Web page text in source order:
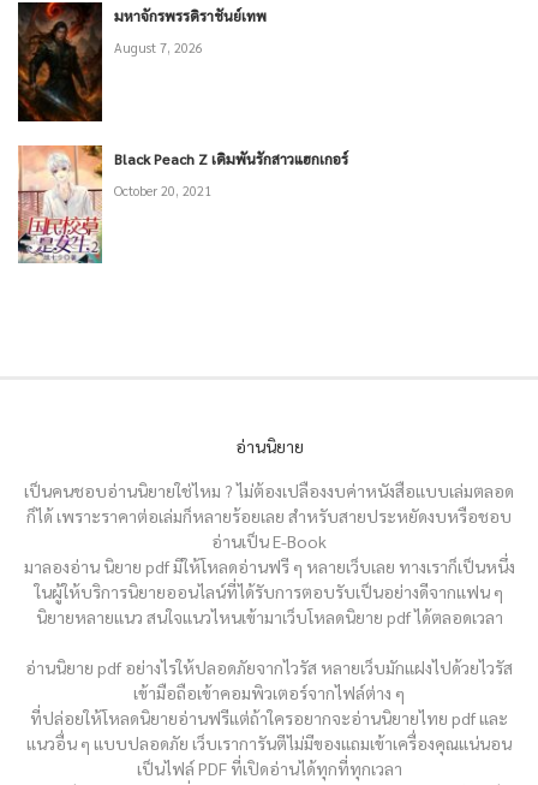
มหาจักรพรรดิราชันย์เทพ
August 7, 2026
Black Peach Z เดิมพันรักสาวแฮกเกอร์
October 20, 2021
อ่านนิยาย
เป็นคนชอบอ่านนิยายใช่ไหม ? ไม่ต้องเปลืองงบค่าหนังสือแบบเล่มตลอด
ก็ได้ เพราะราคาต่อเล่มก็หลายร้อยเลย สำหรับสายประหยัดงบหรือชอบ
อ่านเป็น E-Book
มาลองอ่าน นิยาย pdf มีให้โหลดอ่านฟรี ๆ หลายเว็บเลย ทางเราก็เป็นหนึ่ง
ในผู้ให้บริการนิยายออนไลน์ที่ได้รับการตอบรับเป็นอย่างดีจากแฟน ๆ
นิยายหลายแนว สนใจแนวไหนเข้ามาเว็บโหลดนิยาย pdf ได้ตลอดเวลา
อ่านนิยาย pdf อย่างไรให้ปลอดภัยจากไวรัส หลายเว็บมักแฝงไปด้วยไวรัส
เข้ามือถือเข้าคอมพิวเตอร์จากไฟล์ต่าง ๆ
ที่ปล่อยให้โหลดนิยายอ่านฟรีแต่ถ้าใครอยากจะอ่านนิยายไทย pdf และ
แนวอื่น ๆ แบบปลอดภัย เว็บเราการันตีไม่มีของแถมเข้าเครื่องคุณแน่นอน
เป็นไฟล์ PDF ที่เปิดอ่านได้ทุกที่ทุกเวลา